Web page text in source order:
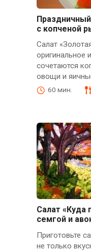
с копченой
Салат
оригинальное
сочетаются
овощи и
60 мин.
Салат «Куда
семгой и
Приготовьте
не только